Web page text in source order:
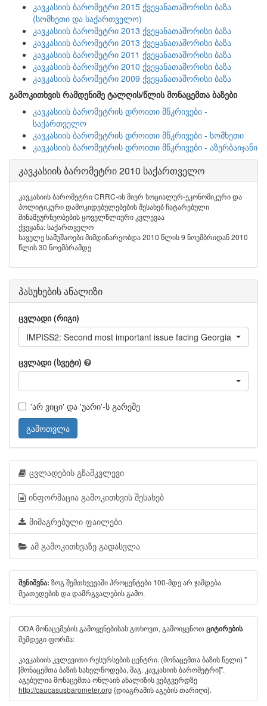
კავკასიის ბარომეტრი 2015 ქვეყანათაშორისი ბაზა
(სომხეთი და საქართველო)
კავკასიის ბარომეტრი 2013 ქვეყანათაშორისი ბაზა
კავკასიის ბარომეტრი 2013 ქვეყანათაშორისი ბაზა
კავკასიის ბარომეტრი 2011 ქვეყანათაშორისი ბაზა
კავკასიის ბარომეტრი 2010 ქვეყანათაშორისი ბაზა
კავკასიის ბარომეტრი 2009 ქვეყანათაშორისი ბაზა
გამოკითხვის რამდენიმე ტალღის/წლის მონაცემთა ბაზები
კავკასიის ბარომეტრის დროითი მწკრივები -
საქართველო
კავკასიის ბარომეტრის დროითი მწკრივები - სომხეთი
კავკასიის ბარომეტრის დროითი მწკრივები - აზერბაიჯანი
კავკასიის ბარომეტრი 2010 საქართველო
კავკასიის ბარომეტრი CRRC-ის მიერ სოციალურ-ეკონომიკური და
პოლიტიკური დამოკიდებულებების შესახებ ჩატარებული
შინამეურნეობების ყოველწლიური კვლევაა
ქვეყანა: საქართველო
საველე სამუშაოები მიმდინარეობდა 2010 წლის 9 ნოემბრიდან 2010
წლის 30 ნოემბრამდე
პასუხების ანალიზი
ცვლადი (რიგი)
IMPISS2: Second most important issue facing Georgia
ცვლადი (სვეტი)
'არ ვიცი' და 'უარი'-ს გარეშე
გამოთვლა
ცვლადების გზამკვლევი
ინფორმაცია გამოკითხვის შესახებ
მიმაგრებული ფაილები
ამ გამოკითხვაზე გადასვლა
შენიშვნა: ზოგ შემთხვევაში პროცენტები 100-მდე არ ჯამდება
მეათედების და დამრგვალების გამო.
ODA მონაცემების გამოყენებისას გთხოვთ, გამოიყენოთ ციტირების
შემდეგი ფორმა:
კავკასიის კვლევითი რესურსების ცენტრი. (მონაცემთა ბაზის წელი) "
[მონაცემთა ბაზის სახელწოდება, მაგ. კავკასიის ბარომეტრი]".
აგებულია მონაცემთა ონლაინ ანალიზის ვებგვერდზე
http://caucasusbarometer.org {დიაგრამის აგების თარიღი}.